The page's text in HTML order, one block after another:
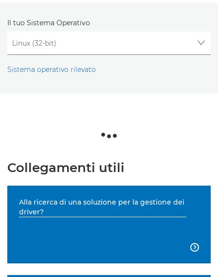
Il tuo Sistema Operativo
Sistema operativo rilevato
Collegamenti utili
Alla ricerca di una soluzione per la gestione dei
driver?
